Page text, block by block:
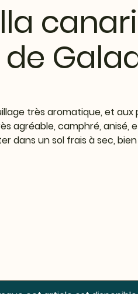
très aromatique, et aux
agréable, camphré, anisé,
dans un sol frais à sec, bien